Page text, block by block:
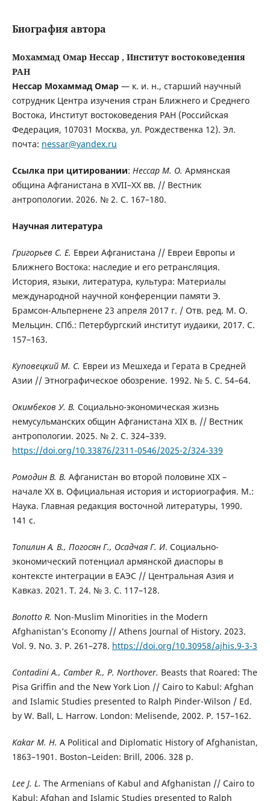
Биография автора
Мохаммад Омар Нессар , Институт востоковедения
РАН
Нессар Мохаммад Омар— к. и. н., старший научный
сотрудник Центра изучения стран Ближнего и Среднего
Востока, Институт востоковедения РАН (Российская
Федерация, 107031 Москва, ул. Рождественка 12). Эл.
почта: nessar@yandex.ru
Ссылка при цитировании: Нессар М. О. Армянская
община Афганистана в XVII–XX вв. // Вестник
антропологии. 2026. № 2. С. 167–180.
Научная литература
Григорьев С. Е. Евреи Афганистана // Евреи Европы и
Ближнего Востока: наследие и его ретрансляция.
История, языки, литература, культура: Материалы
международной научной конференции памяти Э.
Брамсон-Альпернене 23 апреля 2017 г. / Отв. ред. М. О.
Мельцин. СПб.: Петербургский институт иудаики, 2017. С.
157–163.
Куповецкий М. С. Евреи из Мешхеда и Герата в Средней
Азии // Этнографическое обозрение. 1992. № 5. С. 54–64.
Окимбеков У. В. Социально-экономическая жизнь
немусульманских общин Афганистана XIX в. // Вестник
антропологии. 2025. № 2. C. 324–339.
https://doi.org/10.33876/2311-0546/2025-2/324-339
Ромодин В. В. Афганистан во второй половине XIX –
начале XX в. Официальная история и историография. М.:
Наука. Главная редакция восточной литературы, 1990.
141 с.
Топилин А. В., Погосян Г., Осадчая Г. И. Социально-
экономический потенциал армянской диаспоры в
контексте интеграции в ЕАЭС // Центральная Азия и
Кавказ. 2021. Т. 24. № 3. С. 117–128.
Bonotto R. Non-Muslim Minorities in the Modern
Afghanistan’s Economy // Athens Journal of History. 2023.
Vol. 9. No. 3. P. 261–278. https://doi.org/10.30958/ajhis.9-3-3
Contadini A., Camber R., P. Northover. Beasts that Roared: The
Pisa Griffin and the New York Lion // Cairo to Kabul: Afghan
and Islamic Studies presented to Ralph Pinder-Wilson / Ed.
by W. Ball, L. Harrow. London: Melisende, 2002. P. 157–162.
Kakar M. H. A Political and Diplomatic History of Afghanistan,
1863–1901. Boston–Leiden: Brill, 2006. 328 p.
Lee J. L. The Armenians of Kabul and Afghanistan // Cairo to
Kabul: Afghan and Islamic Studies presented to Ralph